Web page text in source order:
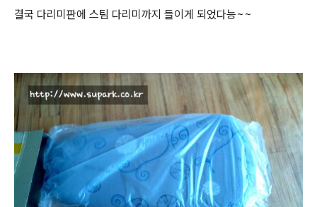
결국 다리미판에 스팀 다리미까지 들이게 되었다능~~